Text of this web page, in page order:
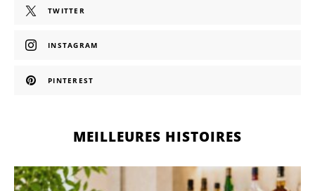
TWITTER
INSTAGRAM
PINTEREST
MEILLEURES HISTOIRES